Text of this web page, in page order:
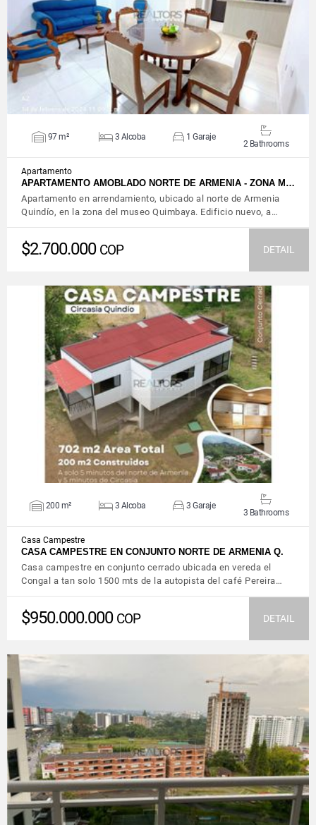
VIEW DETAILS
97 m² 3 Alcoba 1 Garaje
2 Bathrooms
Apartamento
APARTAMENTO AMOBLADO NORTE DE ARMENIA - ZONA M…
Apartamento en arrendamiento, ubicado al norte de Armenia
Quindío, en la zona del museo Quimbaya. Edificio nuevo, a…
$2.700.000 COP DETAIL
VIEW DETAILS
200 m² 3 Alcoba 3 Garaje
3 Bathrooms
Casa Campestre
CASA CAMPESTRE EN CONJUNTO NORTE DE ARMENIA Q.
Casa campestre en conjunto cerrado ubicada en vereda el
Congal a tan solo 1500 mts de la autopista del café Pereira…
$950.000.000 COP DETAIL
VIEW DETAILS